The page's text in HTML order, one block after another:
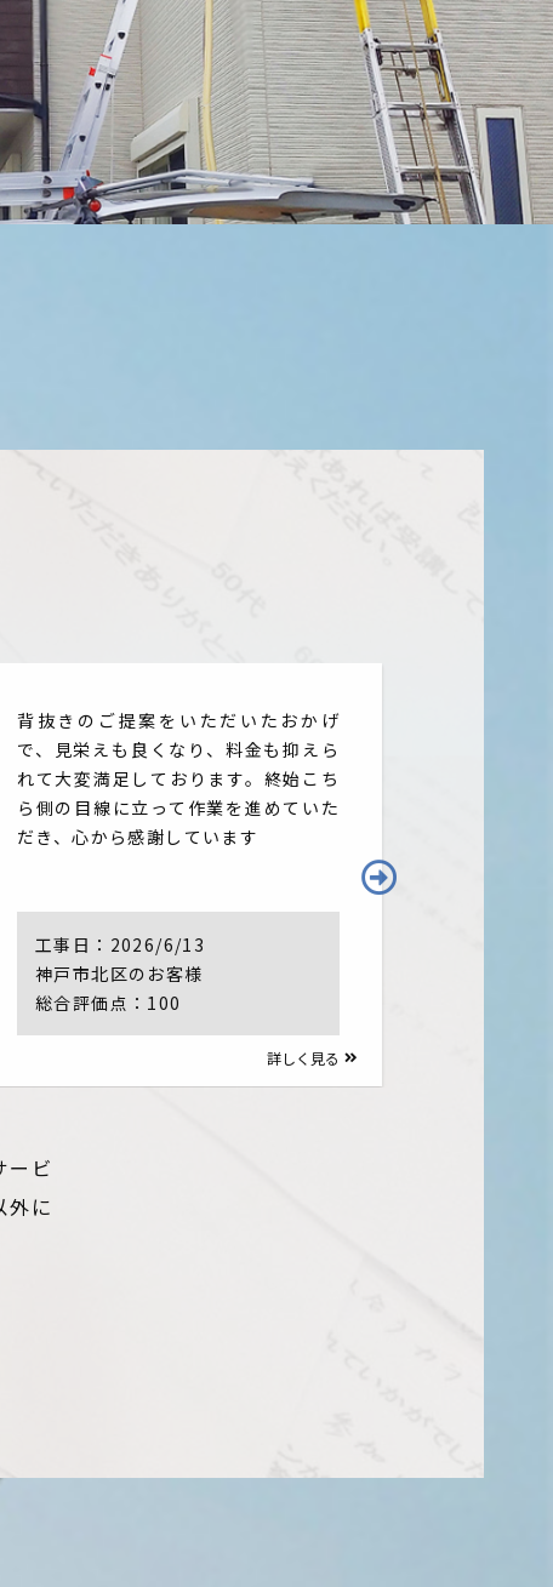
背抜きのご提案をいただいたおかげ
で、見栄えも良くなり、料金も抑えら
れて大変満足しております。終始こち
ら側の目線に立って作業を進めていた
だき、心から感謝しています
工事日： 2026/6/13
神戸市北区のお客様
総合評価点：100
詳しく見る
ービ
外に